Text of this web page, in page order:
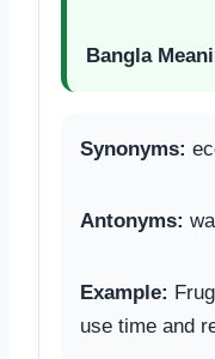
Bangla
Synonyms:
Antonyms:
Example:
use time and